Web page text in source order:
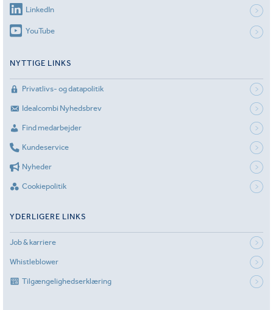
LinkedIn
YouTube
NYTTIGE LINKS
Privatlivs- og datapolitik
Idealcombi Nyhedsbrev
Find medarbejder
Kundeservice
Nyheder
Cookiepolitik
YDERLIGERE LINKS
Job & karriere
Whistleblower
Tilgængelighedserklæring